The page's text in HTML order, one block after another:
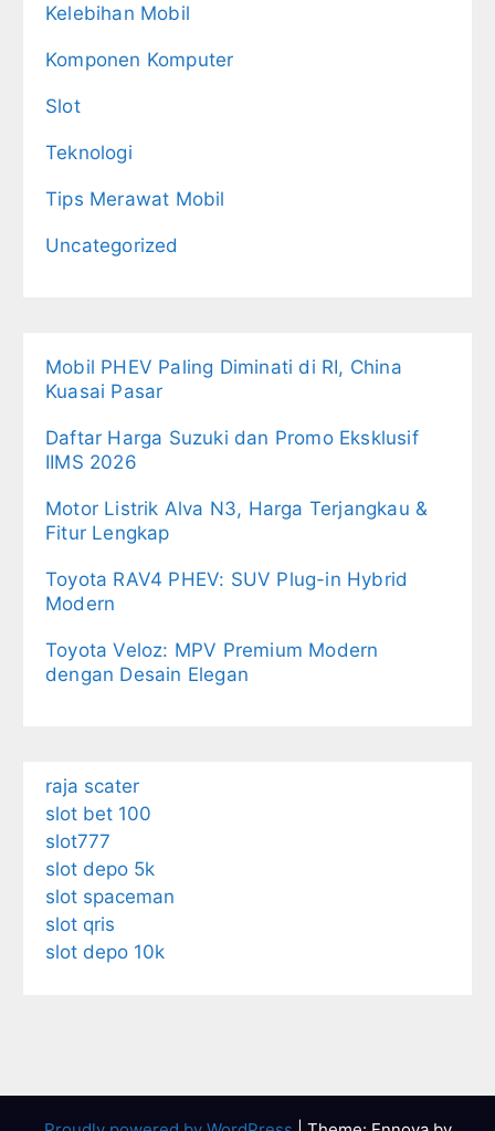
Kelebihan Mobil
Komponen Komputer
Slot
Teknologi
Tips Merawat Mobil
Uncategorized
Mobil PHEV Paling Diminati di RI, China
Kuasai Pasar
Daftar Harga Suzuki dan Promo Eksklusif
IIMS 2026
Motor Listrik Alva N3, Harga Terjangkau &
Fitur Lengkap
Toyota RAV4 PHEV: SUV Plug-in Hybrid
Modern
Toyota Veloz: MPV Premium Modern
dengan Desain Elegan
raja scater
slot bet 100
slot777
slot depo 5k
slot spaceman
slot qris
slot depo 10k